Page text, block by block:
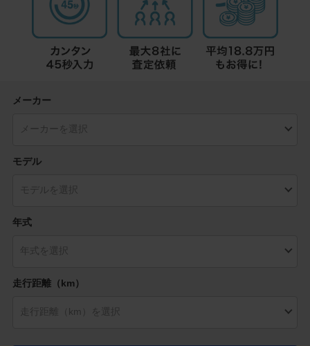
メーカー
モデル
年式
走行距離（km）